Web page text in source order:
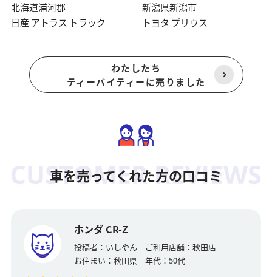
北海道浦河郡
日産 アトラス トラック
新潟県新潟市
トヨタ プリウス
わたしたち
ティーバイティーに売りました
車を売ってくれた方の口コミ
ホンダ CR-Z
投稿者： いしやん ご利用店舗： 秋田店
お住まい： 秋田県 年代： 50代